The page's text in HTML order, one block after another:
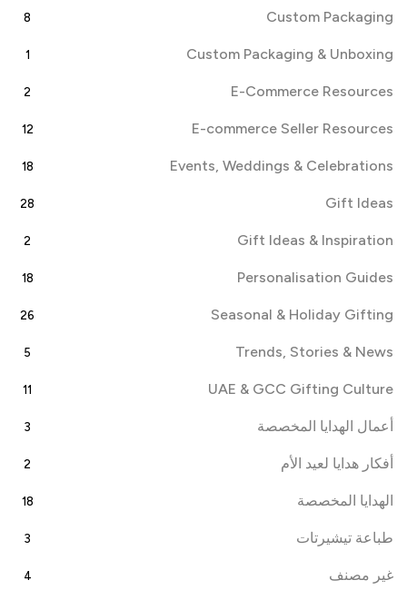
Custom Packaging
8
Custom Packaging & Unboxing
1
E-Commerce Resources
2
E-commerce Seller Resources
12
Events, Weddings & Celebrations
18
Gift Ideas
28
Gift Ideas & Inspiration
2
Personalisation Guides
18
Seasonal & Holiday Gifting
26
Trends, Stories & News
5
UAE & GCC Gifting Culture
11
أعمال الهدايا المخصصة 3
أفكار هدايا لعيد الأم 2
الهدايا المخصصة 18
طباعة تيشيرتات 3
غير مصنف 4